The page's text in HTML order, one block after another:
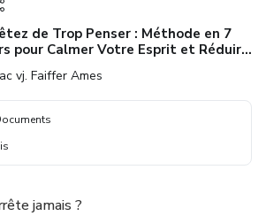
de Trop Penser : Méthode en 7
pour Calmer Votre Esprit et Réduire
vj. Faiffer Ames
jamais ?